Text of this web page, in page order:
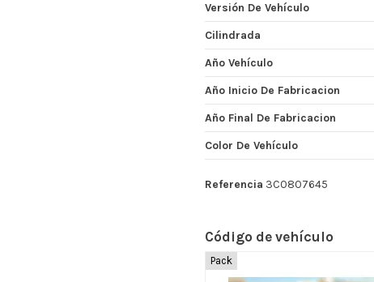
Versión De Vehículo
Cilindrada
Año Vehículo
Año Inicio De Fabricacion
Año Final De Fabricacion
Color De Vehículo
Referencia 3C0807645
Código de vehículo
Pack